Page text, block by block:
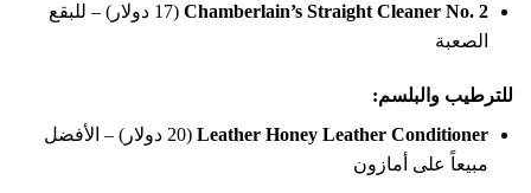
Chamberlain’s Straight Cleaner No. 2
(17 دولار) – للبقع
الصعبة
للترطيب والبلسم:
Leather Honey Leather Conditioner
(20 دولار) – الأفضل
مبيعاً على أمازون